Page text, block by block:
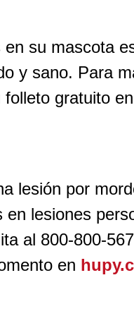
su mascota
y sano. Para
gratuito
lesión por
lesiones
al 800-800-
en